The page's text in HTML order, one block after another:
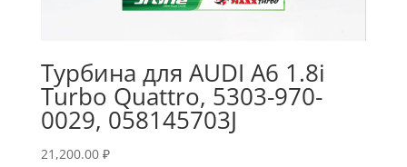
Турбина для AUDI A6 1.8i
Turbo Quattro, 5303-970-
0029, 058145703J
21,200.00 ₽